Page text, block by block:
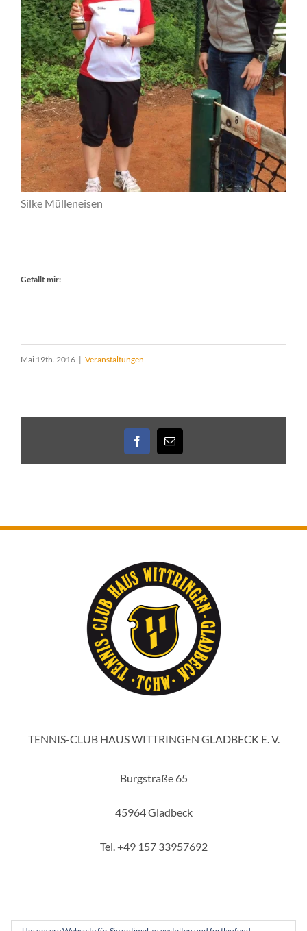
Silke Mülleneisen
Gefällt mir:
Mai 19th. 2016 | Veranstaltungen
Facebook
E-
Mail
TENNIS-CLUB HAUS WITTRINGEN GLADBECK E. V.
Burgstraße 65
45964 Gladbeck
Tel. +49 157 33957692